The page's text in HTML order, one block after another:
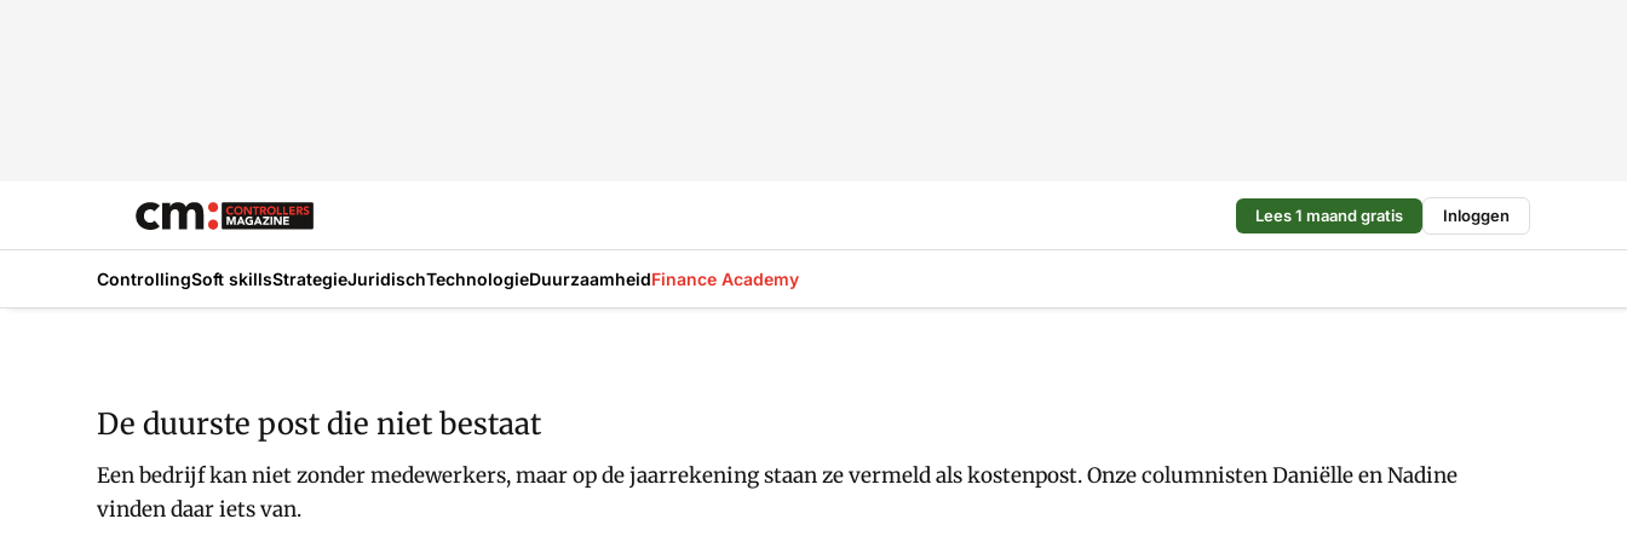
Lees 1 maand gratis Inloggen
ControllingSoft skillsStrategieJuridischTechnologieDuurzaamheidFinance Academy
De duurste post die niet bestaat
Een bedrijf kan niet zonder medewerkers, maar op de jaarrekening staan ze vermeld als kostenpost. Onze columnisten Daniëlle en Nadine
vinden daar iets van.